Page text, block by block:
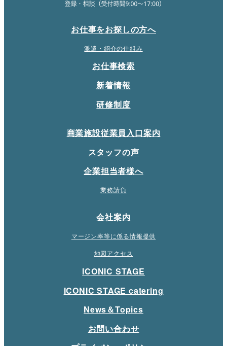
お仕事をお探しの方へ
派遣・紹介の仕組み
お仕事検索
新着情報
研修制度
商業施設従業員入口案内
スタッフの声
企業担当者様へ
業務請負
会社案内
マージン率等に係る情報提供
地図アクセス
ICONIC STAGE
ICONIC STAGE catering
News＆Topics
お問い合わせ